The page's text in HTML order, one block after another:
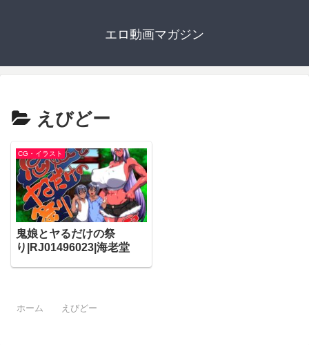
エロ動画マガジン
えびどー
CG・イラスト
鬼娘とヤるだけの祭
り|RJ01496023|海老堂
ホーム えびどー